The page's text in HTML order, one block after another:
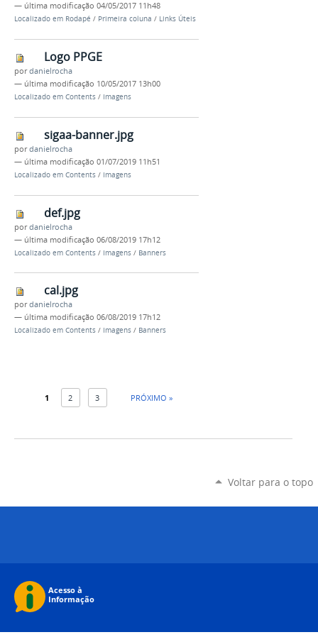
— última modificação 04/05/2017 11h48
Localizado em Rodapé / Primeira coluna / Links Úteis
Logo PPGE
pordanielrocha
— última modificação 10/05/2017 13h00
Localizado em Contents / Imagens
sigaa-banner.jpg
pordanielrocha
— última modificação 01/07/2019 11h51
Localizado em Contents / Imagens
def.jpg
pordanielrocha
— última modificação 06/08/2019 17h12
Localizado em Contents / Imagens / Banners
cal.jpg
pordanielrocha
— última modificação 06/08/2019 17h12
Localizado em Contents / Imagens / Banners
1 2 3 PRÓXIMO »
Voltar para o topo